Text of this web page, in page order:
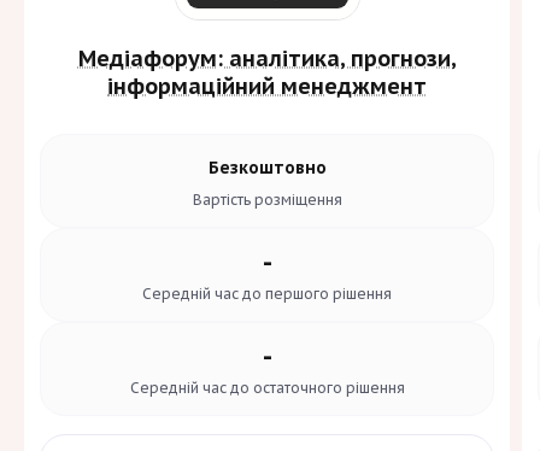
Медіафорум: аналітика, прогнози,
інформаційний менеджмент
Безкоштовно
Вартість розміщення
-
Середній час до першого рішення
-
Середній час до остаточного рішення